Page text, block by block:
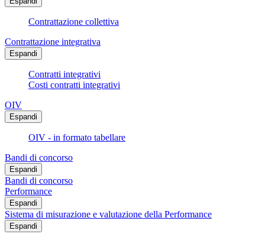
Contrattazione collettiva
Contrattazione integrativa
Espandi
Contratti integrativi
Costi contratti integrativi
OIV
Espandi
OIV - in formato tabellare
Bandi di concorso
Espandi
Bandi di concorso
Performance
Espandi
Sistema di misurazione e valutazione della Performance
Espandi